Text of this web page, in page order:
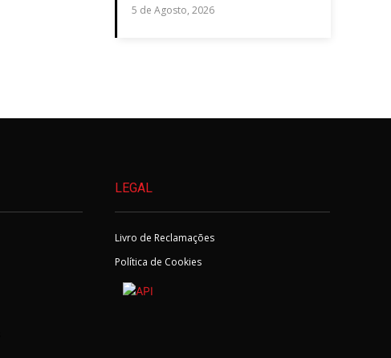
5 de Agosto, 2026
LEGAL
Livro de Reclamações
Política de Cookies